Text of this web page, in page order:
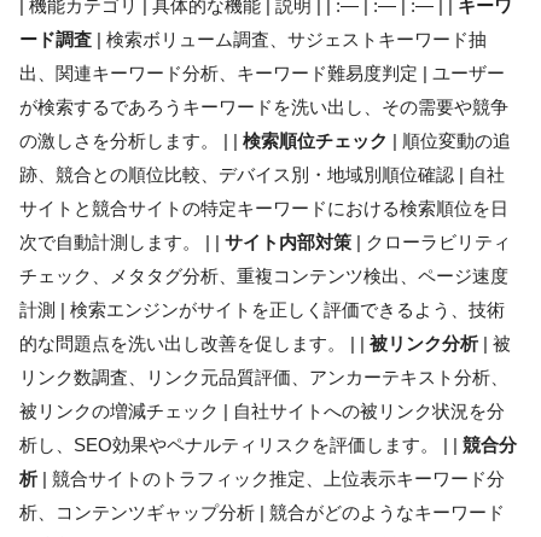
| 機能カテゴリ | 具体的な機能 | 説明 | | :— | :— | :— | | キーワ
ード調査 | 検索ボリューム調査、サジェストキーワード抽
出、関連キーワード分析、キーワード難易度判定 | ユーザー
が検索するであろうキーワードを洗い出し、その需要や競争
の激しさを分析します。 | | 検索順位チェック
| 順位変動の追
跡、競合との順位比較、デバイス別・地域別順位確認 | 自社
サイトと競合サイトの特定キーワードにおける検索順位を日
次で自動計測します。 | | サイト内部対策 | クローラビリティ
チェック、メタタグ分析、重複コンテンツ検出、ページ速度
計測 | 検索エンジンがサイトを正しく評価できるよう、技術
的な問題点を洗い出し改善を促します。 | | 被リンク分析 | 被
リンク数調査、リンク元品質評価、アンカーテキスト分析、
被リンクの増減チェック | 自社サイトへの被リンク状況を分
析し、SEO効果やペナルティリスクを評価します。 | | 競合分
析 | 競合サイトのトラフィック推定、上位表示キーワード分
析、コンテンツギャップ分析 | 競合がどのようなキーワード